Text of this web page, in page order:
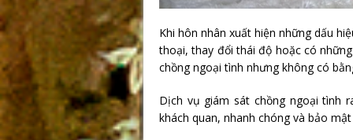
Khi hôn nhân xuất hiện những dấu
thoại, thay đổi thái độ hoặc có
chồng ngoại tình nhưng không có
Dịch vụ giám sát chồng ngoại tình
khách quan, nhanh chóng và bảo